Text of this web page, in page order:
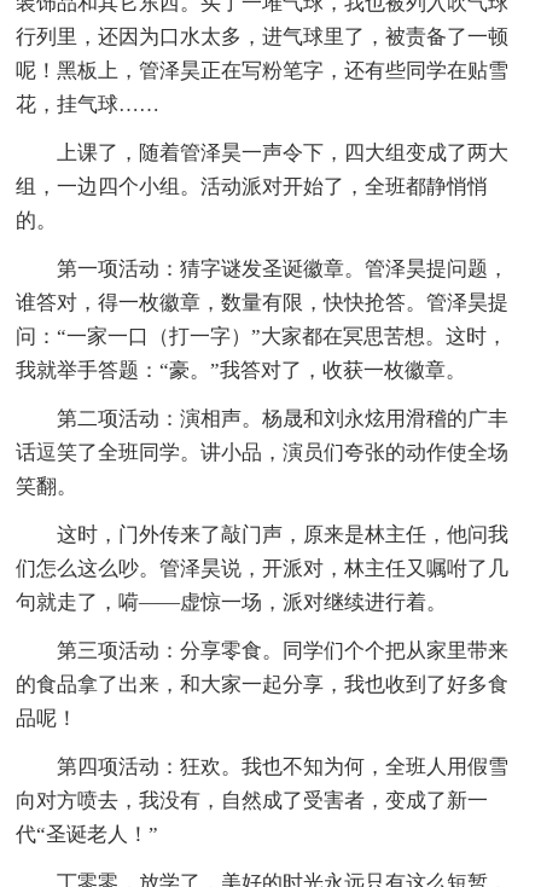
行列里，还因为口水太多，进气球里了，被责备了一顿
呢！黑板上，管泽昊正在写粉笔字，还有些同学在贴雪
花，挂气球……
上课了，随着管泽昊一声令下，四大组变成了两大
组，一边四个小组。活动派对开始了，全班都静悄悄
的。
第一项活动：猜字谜发圣诞徽章。管泽昊提问题，
谁答对，得一枚徽章，数量有限，快快抢答。管泽昊提
问：“一家一口（打一字）”大家都在冥思苦想。这时，
我就举手答题：“豪。”我答对了，收获一枚徽章。
第二项活动：演相声。杨晟和刘永炫用滑稽的广丰
话逗笑了全班同学。讲小品，演员们夸张的动作使全场
笑翻。
这时，门外传来了敲门声，原来是林主任，他问我
们怎么这么吵。管泽昊说，开派对，林主任又嘱咐了几
句就走了，嗬——虚惊一场，派对继续进行着。
第三项活动：分享零食。同学们个个把从家里带来
的食品拿了出来，和大家一起分享，我也收到了好多食
品呢！
第四项活动：狂欢。我也不知为何，全班人用假雪
向对方喷去，我没有，自然成了受害者，变成了新一
代“圣诞老人！”